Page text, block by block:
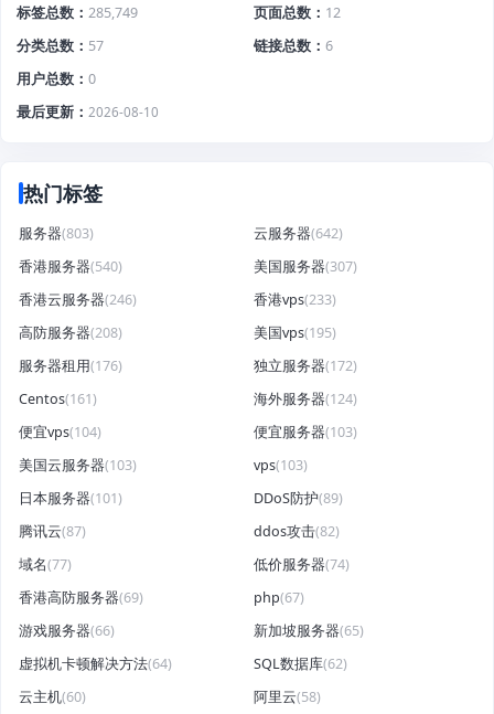
标签总数
285,749 页面总数
12
分类总数
57 链接总数
6
用户总数
0
最后更新
2026-08-10
热门标签
服务器(803) 云服务器(642)
香港服务器(540) 美国服务器(307)
香港云服务器(246) 香港vps(233)
高防服务器(208) 美国vps(195)
服务器租用(176) 独立服务器(172)
Centos(161) 海外服务器(124)
便宜vps(104) 便宜服务器(103)
美国云服务器(103) vps(103)
日本服务器(101) DDoS防护(89)
腾讯云(87) ddos攻击(82)
域名(77) 低价服务器(74)
香港高防服务器(69) php(67)
游戏服务器(66) 新加坡服务器(65)
虚拟机卡顿解决方法(64) SQL数据库(62)
云主机(60) 阿里云(58)